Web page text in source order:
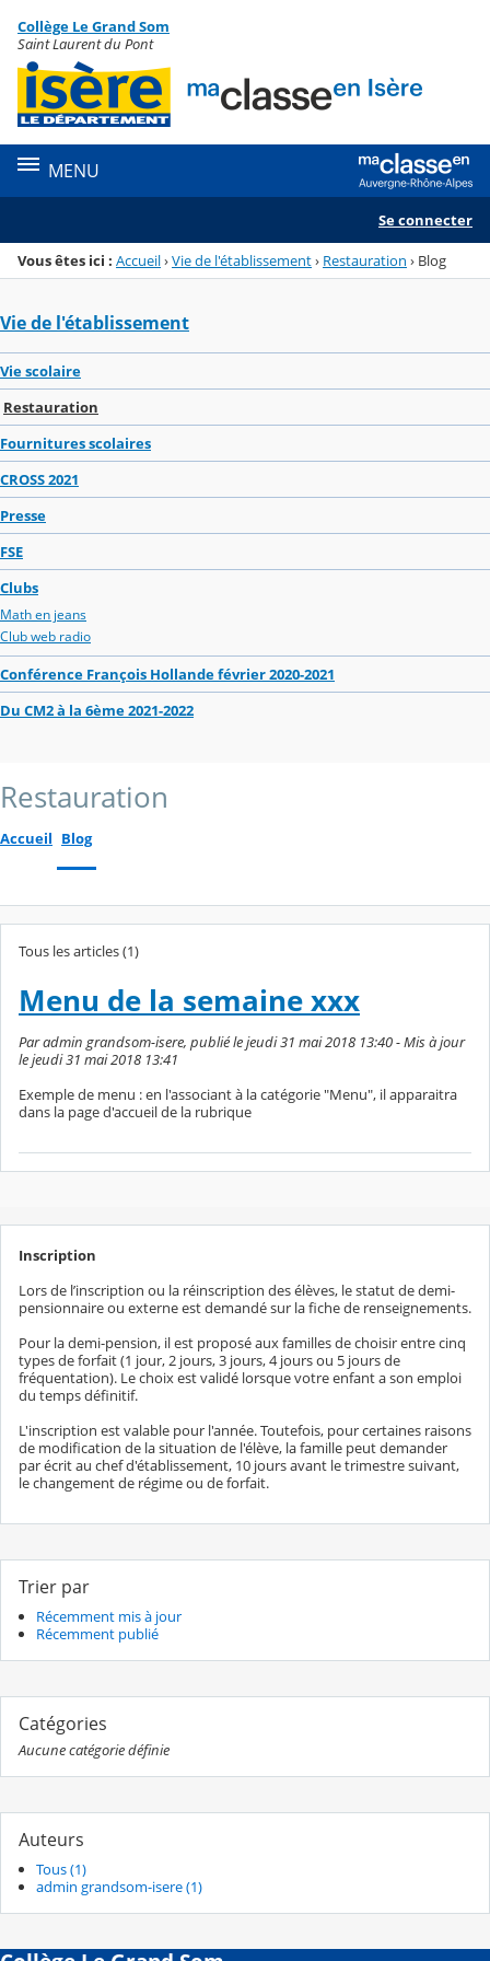
Menu de la rubrique
Contenu
Collège Le Grand Som
Saint Laurent du Pont
MENU
Se connecter
Vous êtes ici : Accueil›Vie de l'établissement› Restauration › Blog
Vie de l'établissement
Vie scolaire
Restauration
Fournitures scolaires
CROSS 2021
Presse
FSE
Clubs
Math en jeans
Club web radio
Conférence François Hollande février 2020-2021
Du CM2 à la 6ème 2021-2022
Restauration
Accueil Blog
Tous les articles (1)
Menu de la semaine xxx
Par admin grandsom-isere, publié le jeudi 31 mai 2018 13:40 - Mis à jour
le jeudi 31 mai 2018 13:41
Exemple de menu : en l'associant à la catégorie "Menu", il apparaitra
dans la page d'accueil de la rubrique
Inscription
Lors de l’inscription ou la réinscription des élèves, le statut de demi-
pensionnaire ou externe est demandé sur la fiche de renseignements.
Pour la demi-pension, il est proposé aux familles de choisir entre cinq
types de forfait (1 jour, 2 jours, 3 jours, 4 jours ou 5 jours de
fréquentation). Le choix est validé lorsque votre enfant a son emploi
du temps définitif.
L'inscription est valable pour l'année. Toutefois, pour certaines raisons
de modification de la situation de l'élève, la famille peut demander
par écrit au chef d'établissement, 10 jours avant le trimestre suivant,
le changement de régime ou de forfait.
Trier par
Récemment mis à jour
Récemment publié
Catégories
Aucune catégorie définie
Auteurs
Tous (1)
admin grandsom-isere (1)